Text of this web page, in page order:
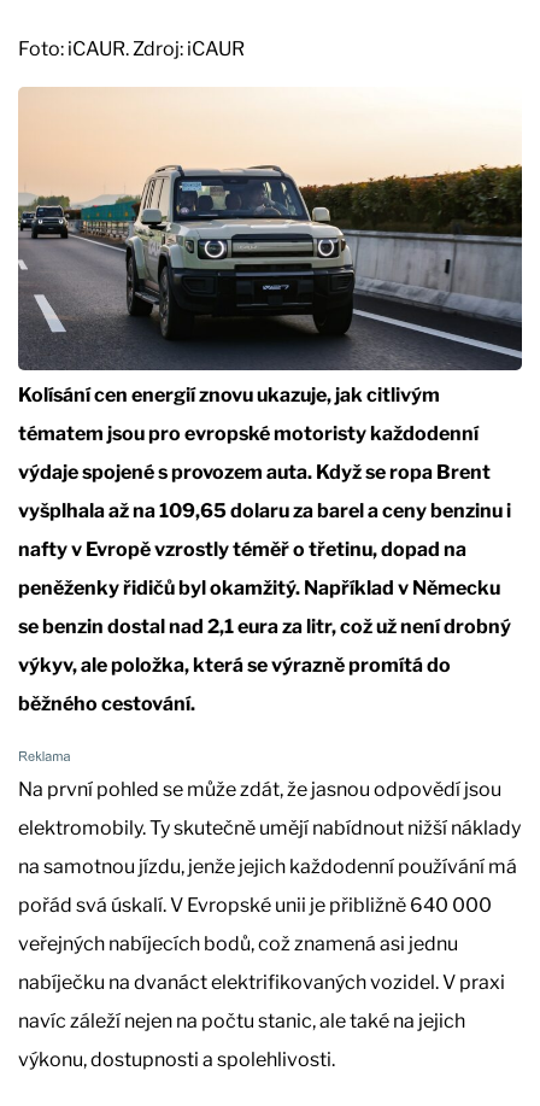
Foto: iCAUR. Zdroj: iCAUR
Kolísání cen energií znovu ukazuje, jak citlivým
tématem jsou pro evropské motoristy každodenní
výdaje spojené s provozem auta. Když se ropa Brent
vyšplhala až na 109,65 dolaru za barel a ceny benzinu i
nafty v Evropě vzrostly téměř o třetinu, dopad na
peněženky řidičů byl okamžitý. Například v Německu
se benzin dostal nad 2,1 eura za litr, což už není drobný
výkyv, ale položka, která se výrazně promítá do
běžného cestování.
Na první pohled se může zdát, že jasnou odpovědí jsou
elektromobily. Ty skutečně umějí nabídnout nižší náklady
na samotnou jízdu, jenže jejich každodenní používání má
pořád svá úskalí. V Evropské unii je přibližně 640 000
veřejných nabíjecích bodů, což znamená asi jednu
nabíječku na dvanáct elektrifikovaných vozidel. V praxi
navíc záleží nejen na počtu stanic, ale také na jejich
výkonu, dostupnosti a spolehlivosti.